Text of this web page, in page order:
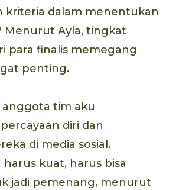
kriteria dalam menentukan
Menurut Ayla, tingkat
para finalis memegang
penting.
anggota tim aku
diri dan
di media sosial.
kuat, harus bisa
jadi pemenang, menurut